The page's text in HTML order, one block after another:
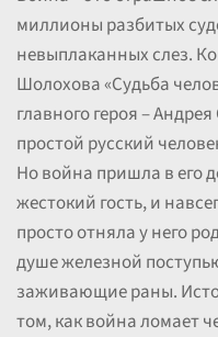
миллионы разбитых
невыплаканных слез.
Шолохова «Судьба
главного героя –
простой русский
Но война пришла в его
жестокий гость, и
просто отняла у него
душе железной
заживающие раны.
том, как война ломает